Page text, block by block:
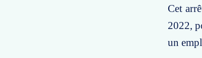
Cet
2022,
un